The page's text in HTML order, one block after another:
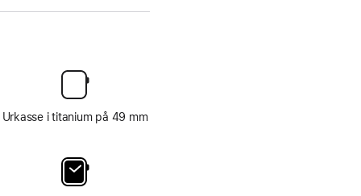
Urkasse i titanium på 49 mm